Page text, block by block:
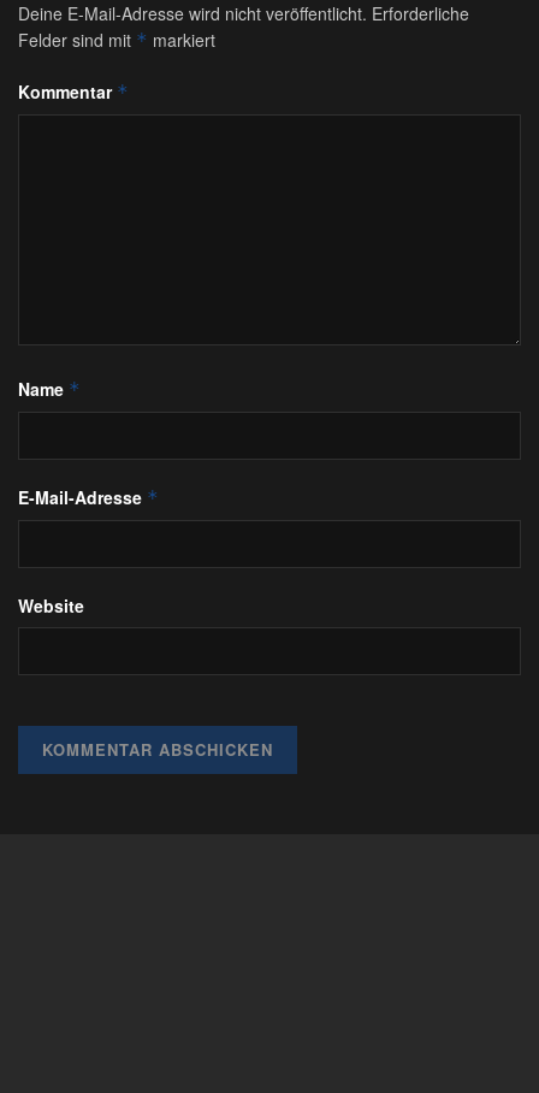
Deine E-Mail-Adresse wird nicht veröffentlicht. Erforderliche
Felder sind mit * markiert
Kommentar *
Name *
E-Mail-Adresse *
Website